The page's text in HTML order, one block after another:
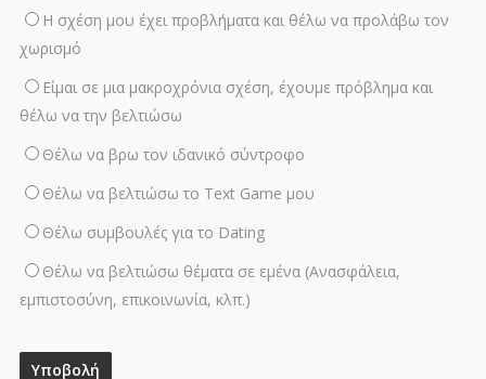
Η σχέση μου έχει προβλήματα και θέλω να προλάβω τον
χωρισμό
Είμαι σε μια μακροχρόνια σχέση, έχουμε πρόβλημα και
θέλω να την βελτιώσω
Θέλω να βρω τον ιδανικό σύντροφο
Θέλω να βελτιώσω το Text Game μου
Θέλω συμβουλές για το Dating
Θέλω να βελτιώσω θέματα σε εμένα (Ανασφάλεια,
εμπιστοσύνη, επικοινωνία, κλπ.)